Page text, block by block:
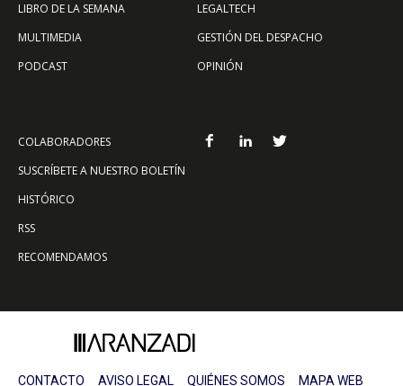
LIBRO DE LA SEMANA
MULTIMEDIA
PODCAST
LEGALTECH
GESTIÓN DEL DESPACHO
OPINIÓN
COLABORADORES
SUSCRÍBETE A NUESTRO BOLETÍN
HISTÓRICO
RSS
RECOMENDAMOS
CONTACTO AVISO LEGAL QUIÉNES SOMOS MAPA WEB